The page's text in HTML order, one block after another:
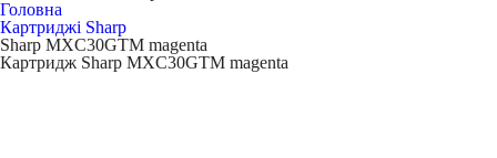
Головна
Картриджі Sharp
Sharp MXC30GTM magenta
Картридж Sharp MXC30GTM magenta